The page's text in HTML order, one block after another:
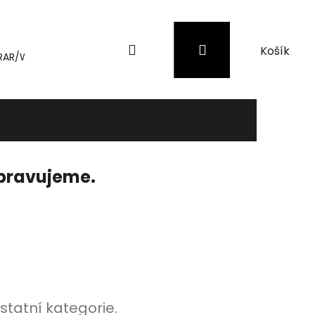
WinRAR Záložní zdroje (UPS) a přepěťové
PřihlášeníNákupní
košík
kategorie.